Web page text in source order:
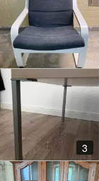
3